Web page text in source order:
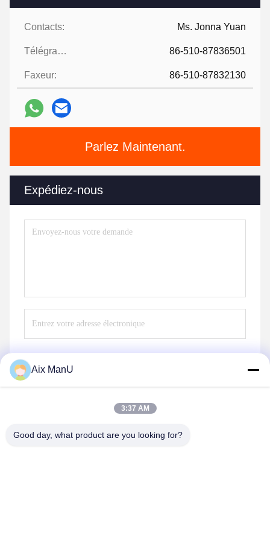
Contacts: Ms. Jonna Yuan
Télégramme: 86-510-87836501
Faxeur: 86-510-87832130
Parlez Maintenant.
Expédiez-nous
Aix ManU
3:37 AM
Good day, what product are you looking for?